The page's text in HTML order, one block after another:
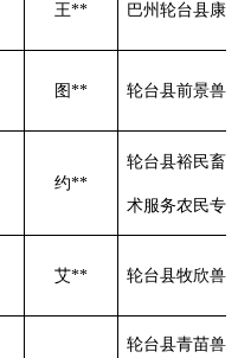
王** 巴州轮台县康
图 ** 轮台县前景兽
约**
轮台县裕民畜
术服务农民专
艾** 轮台县牧欣兽
轮台县青苗兽